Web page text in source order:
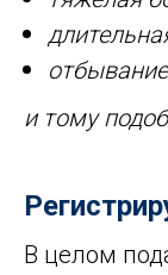
и тому
В целом